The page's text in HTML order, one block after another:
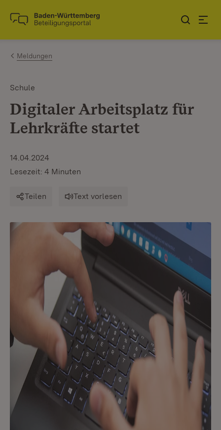
Zum Inhalt springen
Link zur Startseite
Meldungen
Schule
Digitaler Arbeitsplatz für
Lehrkräfte startet
14.04.2024
Lesezeit: 4 Minuten
Teilen Text vorlesen